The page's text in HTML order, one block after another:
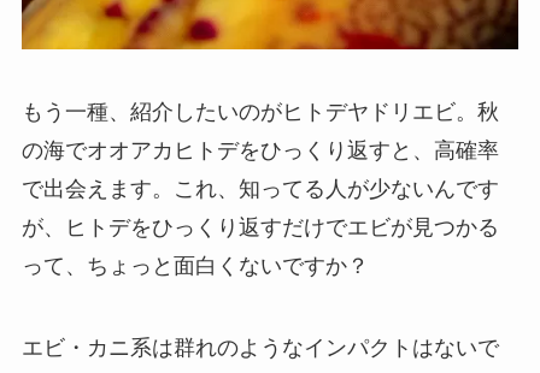
もう一種、紹介したいのがヒトデヤドリエビ。秋
の海でオオアカヒトデをひっくり返すと、高確率
で出会えます。これ、知ってる人が少ないんです
が、ヒトデをひっくり返すだけでエビが見つかる
って、ちょっと面白くないですか？
エビ・カニ系は群れのようなインパクトはないで